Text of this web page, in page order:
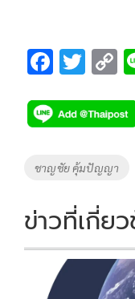
F
e
b
o
k
T
tt
er
C
p
y
Li
k
Tags
ชาญชัย คุ้มปัญญา
ข่าวที่เกี่ย